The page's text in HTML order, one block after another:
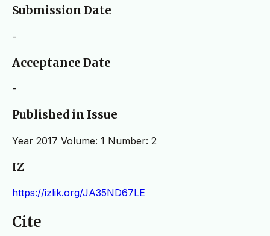
Submission Date
-
Acceptance Date
-
Published in Issue
Year 2017 Volume: 1 Number: 2
IZ
https://izlik.org/JA35ND67LE
Cite